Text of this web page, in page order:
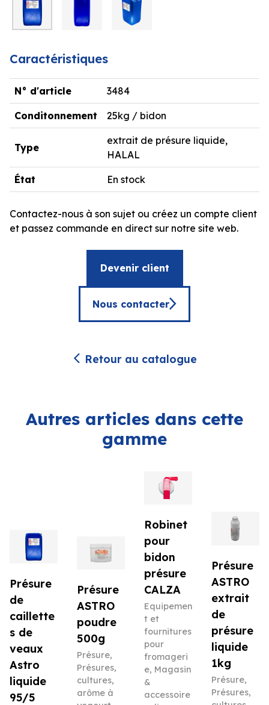
Caractéristiques
N° d'article 3484
Conditonnement 25kg / bidon
Type
extrait de présure liquide,
HALAL
État En stock
Contactez-nous à son sujet ou créez un compte client
et passez commande en direct sur notre site web.
Devenir client
Nous contacter
Retour au catalogue
Autres articles dans cette
gamme
Présure
de
caillette
s de
veaux
Astro
liquide
95/5
Présure
ASTRO
poudre
500g
Présure,
Présures,
cultures,
arôme à
Robinet
pour
bidon
présure
CALZA
Equipemen
t et
fournitures
pour
fromageri
e, Magasin
&
accessoire
Présure
ASTRO
extrait
de
présure
liquide
1kg
Présure,
Présures,